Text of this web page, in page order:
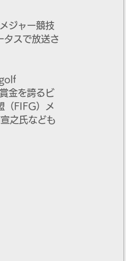
ジャー競技
スで放送さ
金を誇るビ
（FIFG）メ
之氏なども